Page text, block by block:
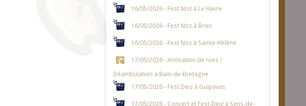
16/05/2026 - Fest Noz à Le Havre
16/05/2026 - Fest Noz à Briec
16/05/2026 - Fest Noz à Sainte-Hélène
17/05/2026 - Animation de rues /
Déambulation à Bain-de-Bretagne
17/05/2026 - Fest Deiz à Guipavas
17/05/2026 - Concert et Fest-Deiz à Sens-de-